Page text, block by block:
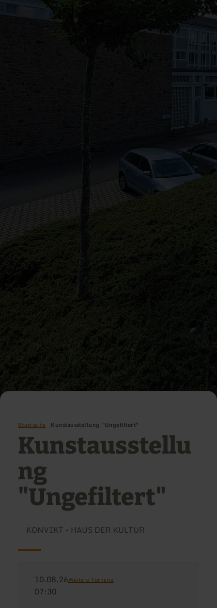
Startseite Kunstausstellung "Ungefiltert"
Kunstausstellu
ng
"Ungefiltert"
KONVIKT - HAUS DER KULTUR
10.08.26Weitere Termine
07:30